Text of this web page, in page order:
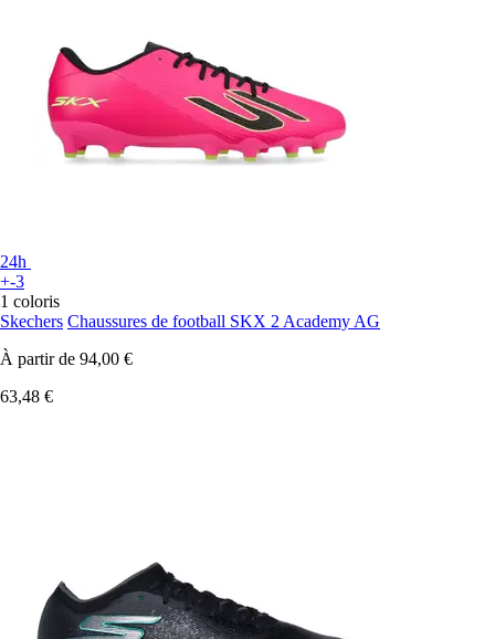
24h
+-3
1 coloris
Skechers Chaussures de football SKX 2 Academy AG
À partir de 94,00 €
63,48 €